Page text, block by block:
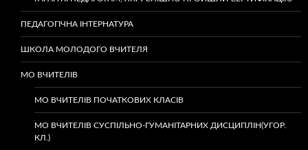
ПЕДАГОГІЧНА ІНТЕРНАТУРА
ШКОЛА МОЛОДОГО ВЧИТЕЛЯ
МО ВЧИТЕЛІВ
МО ВЧИТЕЛІВ ПОЧАТКОВИХ КЛАСІВ
МО ВЧИТЕЛІВ СУСПІЛЬНО-ГУМАНІТАРНИХ ДИСЦИПЛІН(УГОР.
КЛ.)